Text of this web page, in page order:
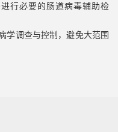
行必要的肠道病毒辅助检
学调查与控制，避免大范围